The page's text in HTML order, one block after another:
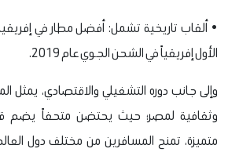
الأول إفريقياً في الشحن الجوي عام 2019.
وإلى جانب دوره التشغيلي والاقتصادي، يمثل
وثقافية لمصر؛ حيث يحتضن متحفاً يضم
متميزة، تمنح المسافرين من مختلف دول